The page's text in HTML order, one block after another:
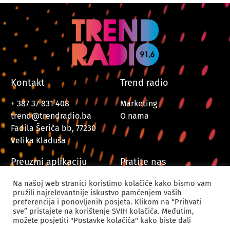
Kontakt
+ 387 37 831 408
trend@trendradio.ba
Fadila Šeriča bb, 77230
Velika Kladuša
Trend radio
Marketing
O nama
Preuzmi aplikaciju Pratite nas
Na našoj web stranici koristimo kolačiće kako bismo vam
pružili najrelevantnije iskustvo pamćenjem vaših
preferencija i ponovljenih posjeta. Klikom na “Prihvati
sve” pristajete na korištenje SVIH kolačića. Međutim,
možete posjetiti "Postavke kolačića" kako biste dali